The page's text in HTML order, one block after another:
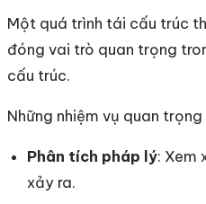
Một quá trình tái cấu trúc
đóng vai trò quan trọng
cấu trúc.
Những nhiệm vụ quan
Phân tích pháp lý: Xem
xảy ra.